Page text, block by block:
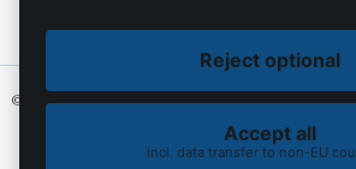
Alemania
© 2026 Los profesionales de la protección. Hecho
Reject optional
Accept all
incl. data transfer to non-EU